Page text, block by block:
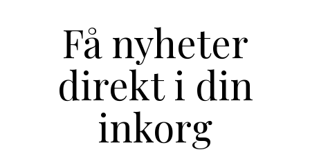
Få nyheter
direkt i din
inkorg